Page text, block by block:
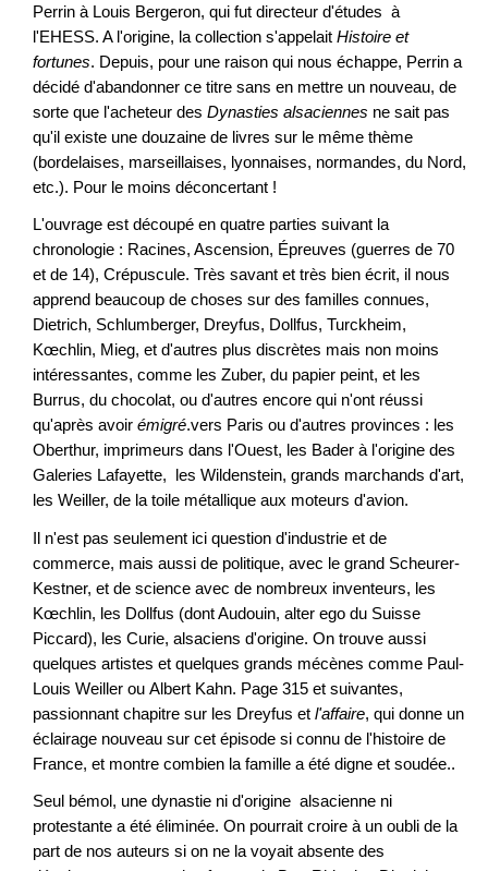
Perrin à Louis Bergeron, qui fut directeur d'études à
l'EHESS. A l'origine, la collection s'appelait Histoire et
fortunes. Depuis, pour une raison qui nous échappe, Perrin a
décidé d'abandonner ce titre sans en mettre un nouveau, de
sorte que l'acheteur des Dynasties alsaciennes ne sait pas
qu'il existe une douzaine de livres sur le même thème
(bordelaises, marseillaises, lyonnaises, normandes, du Nord,
etc.). Pour le moins déconcertant !
L'ouvrage est découpé en quatre parties suivant la
chronologie : Racines, Ascension, Épreuves (guerres de 70
et de 14), Crépuscule. Très savant et très bien écrit, il nous
apprend beaucoup de choses sur des familles connues,
Dietrich, Schlumberger, Dreyfus, Dollfus, Turckheim,
Kœchlin, Mieg, et d'autres plus discrètes mais non moins
intéressantes, comme les Zuber, du papier peint, et les
Burrus, du chocolat, ou d'autres encore qui n'ont réussi
qu'après avoir émigré.vers Paris ou d'autres provinces : les
Oberthur, imprimeurs dans l'Ouest, les Bader à l'origine des
Galeries Lafayette, les Wildenstein, grands marchands d'art,
les Weiller, de la toile métallique aux moteurs d'avion.
Il n'est pas seulement ici question d'industrie et de
commerce, mais aussi de politique, avec le grand Scheurer-
Kestner, et de science avec de nombreux inventeurs, les
Kœchlin, les Dollfus (dont Audouin, alter ego du Suisse
Piccard), les Curie, alsaciens d'origine. On trouve aussi
quelques artistes et quelques grands mécènes comme Paul-
Louis Weiller ou Albert Kahn. Page 315 et suivantes,
passionnant chapitre sur les Dreyfus et l'affaire, qui donne un
éclairage nouveau sur cet épisode si connu de l'histoire de
France, et montre combien la famille a été digne et soudée..
Seul bémol, une dynastie ni d'origine alsacienne ni
protestante a été éliminée. On pourrait croire à un oubli de la
part de nos auteurs si on ne la voyait absente des